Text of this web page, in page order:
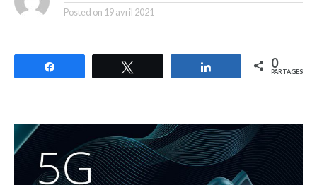
Posted on 19 avril 2021
Partagez 0
PARTAGES